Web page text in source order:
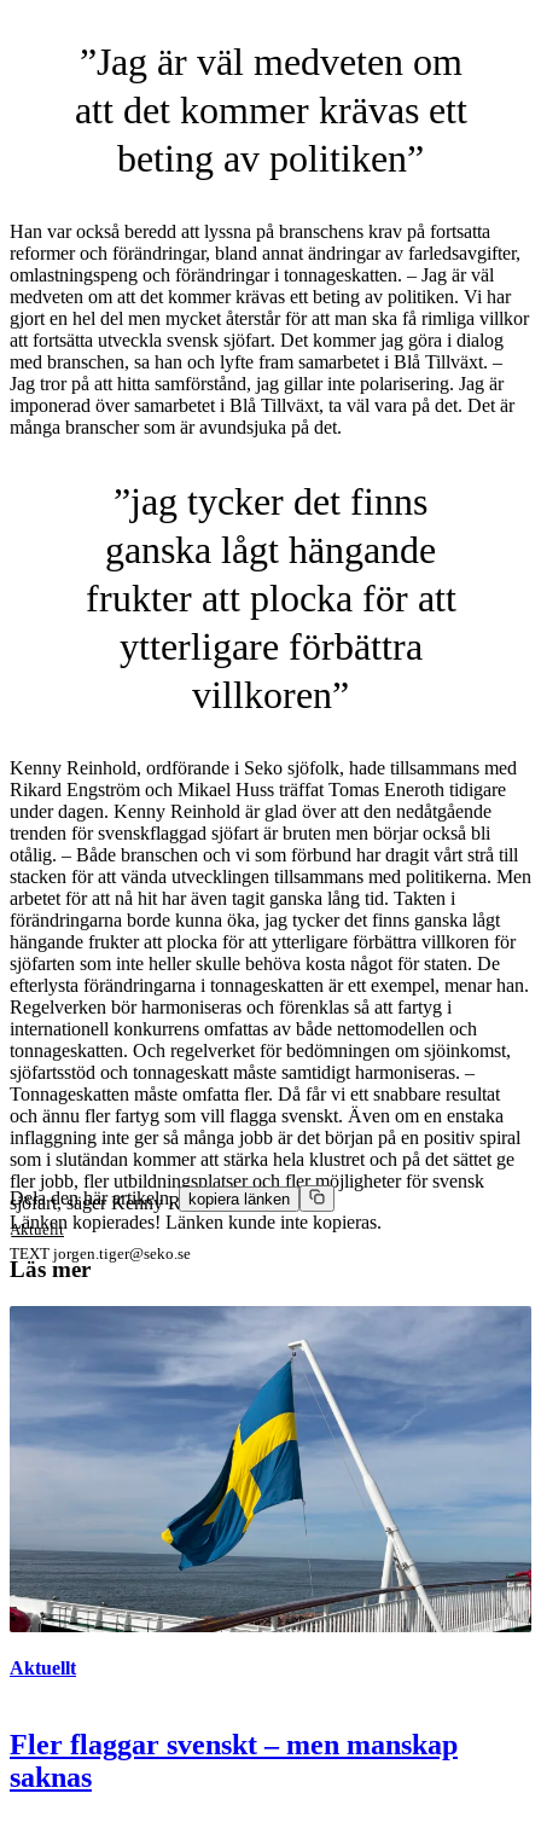
”Jag är väl medveten om
att det kommer krävas ett
beting av politiken”
Han var också beredd att lyssna på branschens krav på fortsatta
reformer och förändringar, bland annat ändringar av farledsavgifter,
omlastningspeng och förändringar i tonnageskatten. – Jag är väl
medveten om att det kommer krävas ett beting av politiken. Vi har
gjort en hel del men mycket återstår för att man ska få rimliga villkor
att fortsätta utveckla svensk sjöfart. Det kommer jag göra i dialog
med branschen, sa han och lyfte fram samarbetet i Blå Tillväxt. –
Jag tror på att hitta samförstånd, jag gillar inte polarisering. Jag är
imponerad över samarbetet i Blå Tillväxt, ta väl vara på det. Det är
många branscher som är avundsjuka på det.
”jag tycker det finns
ganska lågt hängande
frukter att plocka för att
ytterligare förbättra
villkoren”
Kenny Reinhold, ordförande i Seko sjöfolk, hade tillsammans med
Rikard Engström och Mikael Huss träffat Tomas Eneroth tidigare
under dagen. Kenny Reinhold är glad över att den nedåtgående
trenden för svenskflaggad sjöfart är bruten men börjar också bli
otålig. – Både branschen och vi som förbund har dragit vårt strå till
stacken för att vända utvecklingen tillsammans med politikerna. Men
arbetet för att nå hit har även tagit ganska lång tid. Takten i
förändringarna borde kunna öka, jag tycker det finns ganska lågt
hängande frukter att plocka för att ytterligare förbättra villkoren för
sjöfarten som inte heller skulle behöva kosta något för staten. De
efterlysta förändringarna i tonnageskatten är ett exempel, menar han.
Regelverken bör harmoniseras och förenklas så att fartyg i
internationell konkurrens omfattas av både nettomodellen och
tonnageskatten. Och regelverket för bedömningen om sjöinkomst,
sjöfartsstöd och tonnageskatt måste samtidigt harmoniseras. –
Tonnageskatten måste omfatta fler. Då får vi ett snabbare resultat
och ännu fler fartyg som vill flagga svenskt. Även om en enstaka
inflaggning inte ger så många jobb är det början på en positiv spiral
som i slutändan kommer att stärka hela klustret och på det sättet ge
fler jobb, fler utbildningsplatser och fler möjligheter för svensk
sjöfart, säger Kenny Reinhold.
Aktuellt
TEXT jorgen.tiger@seko.se
Dela den här artikeln, kopiera länken
Länken kopierades! Länken kunde inte kopieras.
Läs mer
Aktuellt
Fler flaggar svenskt – men manskap
saknas